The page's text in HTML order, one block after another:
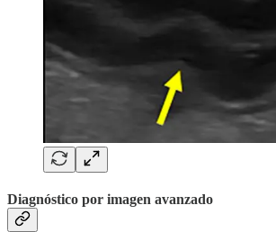
Diagnóstico por imagen avanzado